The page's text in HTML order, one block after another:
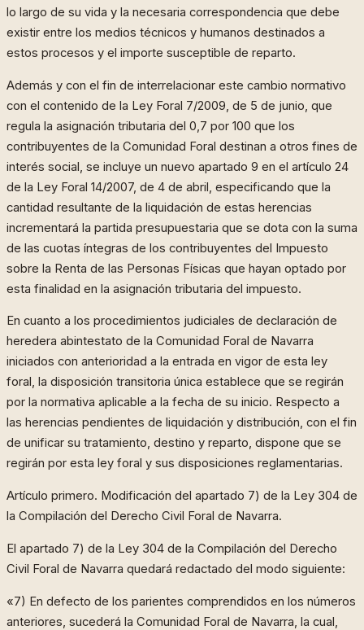
lo largo de su vida y la necesaria correspondencia que debe
existir entre los medios técnicos y humanos destinados a
estos procesos y el importe susceptible de reparto.
Además y con el fin de interrelacionar este cambio normativo
con el contenido de la Ley Foral 7/2009, de 5 de junio, que
regula la asignación tributaria del 0,7 por 100 que los
contribuyentes de la Comunidad Foral destinan a otros fines de
interés social, se incluye un nuevo apartado 9 en el artículo 24
de la Ley Foral 14/2007, de 4 de abril, especificando que la
cantidad resultante de la liquidación de estas herencias
incrementará la partida presupuestaria que se dota con la suma
de las cuotas íntegras de los contribuyentes del Impuesto
sobre la Renta de las Personas Físicas que hayan optado por
esta finalidad en la asignación tributaria del impuesto.
En cuanto a los procedimientos judiciales de declaración de
heredera abintestato de la Comunidad Foral de Navarra
iniciados con anterioridad a la entrada en vigor de esta ley
foral, la disposición transitoria única establece que se regirán
por la normativa aplicable a la fecha de su inicio. Respecto a
las herencias pendientes de liquidación y distribución, con el fin
de unificar su tratamiento, destino y reparto, dispone que se
regirán por esta ley foral y sus disposiciones reglamentarias.
Artículo primero. Modificación del apartado 7) de la Ley 304 de
la Compilación del Derecho Civil Foral de Navarra.
El apartado 7) de la Ley 304 de la Compilación del Derecho
Civil Foral de Navarra quedará redactado del modo siguiente:
«7) En defecto de los parientes comprendidos en los números
anteriores, sucederá la Comunidad Foral de Navarra, la cual,